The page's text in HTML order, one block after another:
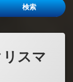
スマ